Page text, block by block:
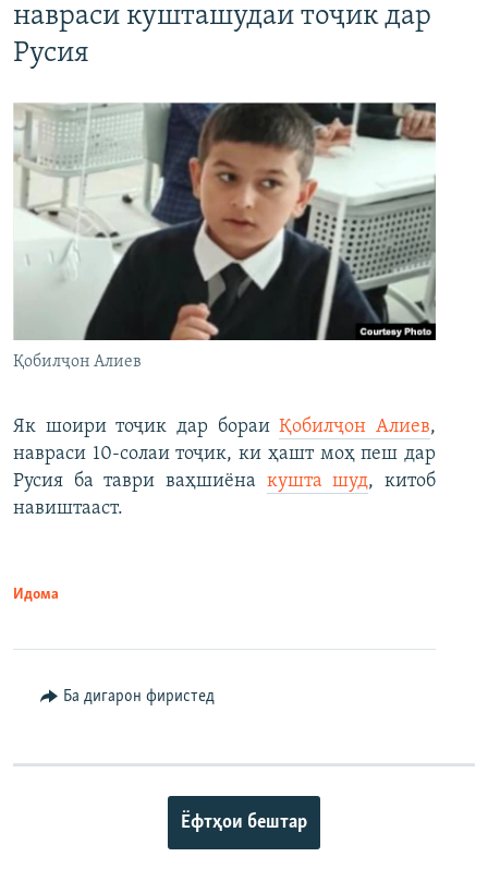
навраси кушташудаи тоҷик дар
Русия
Қобилҷон Алиев
Як шоири тоҷик дар бораиҚобилҷон Алиев,
навраси 10-солаи тоҷик, ки ҳашт моҳ пеш дар
Русия ба таври ваҳшиёна кушта шуд, китоб
навиштааст.
Идома
Ба дигарон фиристед
Ёфтҳои бештар